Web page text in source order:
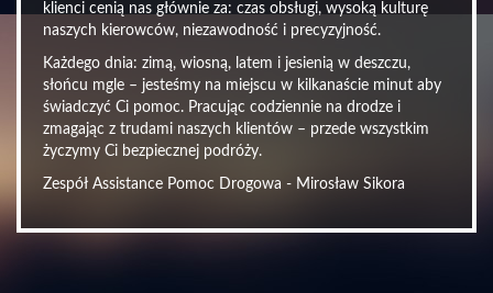
klienci cenią nas głównie za: czas obsługi, wysoką kulturę
naszych kierowców, niezawodność i precyzyjność.
Każdego dnia: zimą, wiosną, latem i jesienią w deszczu,
słońcu mgle – jesteśmy na miejscu w kilkanaście minut aby
świadczyć Ci pomoc. Pracując codziennie na drodze i
zmagając z trudami naszych klientów – przede wszystkim
życzymy Ci bezpiecznej podróży.
Zespół Assistance Pomoc Drogowa - Mirosław Sikora